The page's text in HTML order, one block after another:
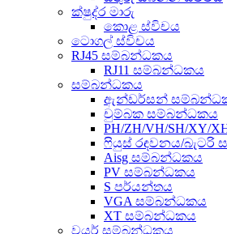
ක්ෂුද්ර මාරු
කොළ ස්විචය
ටොගල් ස්විචය
RJ45 සම්බන්ධකය
RJ11 සම්බන්ධකය
සම්බන්ධකය
ඇන්ඩර්සන්
චුම්බක සම්බන්ධකය
PH/ZH/VH/SH/XY/
ෆියුස් රඳවනය/බැටරි
Aisg සම්බන්ධකය
PV සම්බන්ධකය
S පර්යන්තය
VGA සම්බන්ධකය
XT සම්බන්ධකය
වයර් සම්බන්ධකය